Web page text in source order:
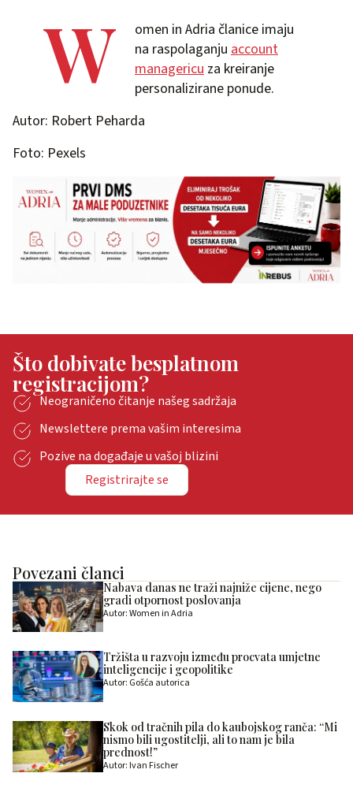
W
omen in Adria članice imaju
na raspolaganju account
managericu za kreiranje
personalizirane ponude.
Autor: Robert Peharda
Foto: Pexels
Što dobivate besplatnom
registracijom?
Neograničeno čitanje našeg sadržaja
Newslettere prema vašim interesima
Pozive na događaje u vašoj blizini
Registrirajte se
Povezani članci
Nabava danas ne traži najniže cijene, nego
gradi otpornost poslovanja
Autor: Women in Adria
Tržišta u razvoju između procvata umjetne
inteligencije i geopolitike
Autor: Gošća autorica
Skok od tračnih pila do kaubojskog ranča: “Mi
nismo bili ugostitelji, ali to nam je bila
prednost!”
Autor: Ivan Fischer